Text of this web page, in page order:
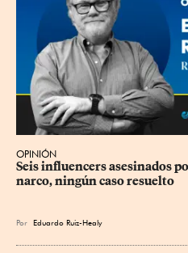
OPINIÓN
Seis influencers asesinados
narco, ningún caso resuelto
Por Eduardo Ruiz-Healy